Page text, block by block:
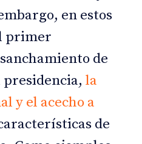
en estos
primer
de
presidencia, la
y el acecho a
de